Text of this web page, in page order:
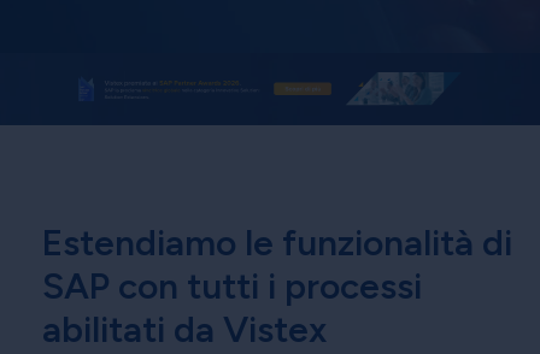
Estendiamo le funzionalità di
SAP con tutti i processi
abilitati da Vistex